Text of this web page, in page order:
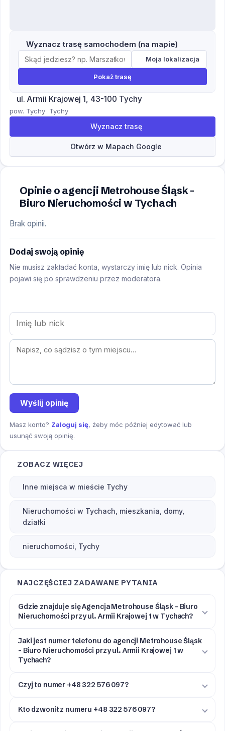
Wyznacz trasę samochodem (na mapie)
Moja lokalizacja
Pokaż trasę
ul. Armii Krajowej 1, 43-100 Tychy
pow. Tychy Tychy
Wyznacz trasę
Otwórz w Mapach Google
Opinie o agencji Metrohouse Śląsk -
Biuro Nieruchomości w Tychach
Brak opinii.
Dodaj swoją opinię
Nie musisz zakładać konta, wystarczy imię lub nick. Opinia
pojawi się po sprawdzeniu przez moderatora.
Wyślij opinię
Masz konto? Zaloguj się, żeby móc później edytować lub
usunąć swoją opinię.
ZOBACZ WIĘCEJ
Inne miejsca w mieście Tychy
Nieruchomości w Tychach, mieszkania, domy,
działki
nieruchomości, Tychy
NAJCZĘŚCIEJ ZADAWANE PYTANIA
Gdzie znajduje się Agencja Metrohouse Śląsk - Biuro
Nieruchomości przy ul. Armii Krajowej 1 w Tychach?
Jaki jest numer telefonu do agencji Metrohouse Śląsk
- Biuro Nieruchomości przy ul. Armii Krajowej 1 w
Tychach?
Czyj to numer +48 322 576 097?
Kto dzwonił z numeru +48 322 576 097?